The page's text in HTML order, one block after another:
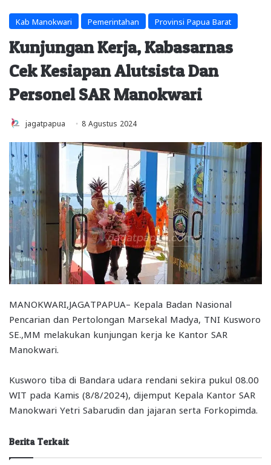
Kab Manokwari Pemerintahan Provinsi Papua Barat
Kunjungan Kerja, Kabasarnas
Cek Kesiapan Alutsista Dan
Personel SAR Manokwari
jagatpapua 8 Agustus 2024
MANOKWARI,JAGATPAPUA– Kepala Badan Nasional
Pencarian dan Pertolongan Marsekal Madya, TNI Kusworo
SE.,MM melakukan kunjungan kerja ke Kantor SAR
Manokwari.
Kusworo tiba di Bandara udara rendani sekira pukul 08.00
WIT pada Kamis (8/8/2024), dijemput Kepala Kantor SAR
Manokwari Yetri Sabarudin dan jajaran serta Forkopimda.
Berita Terkait